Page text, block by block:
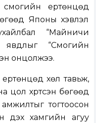
сүмогийн ертөнцөд
Японы хэвлэл
“Майничи
“Сүмогийн
онцолжээ.
ертөнцөд хөл тавьж,
цол хүртсэн бөгөөд
амжилтыг тогтоосон
дэх хамгийн агуу